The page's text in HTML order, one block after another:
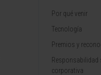
Por qué venir
Tecnología
Premios y
Responsabilidad
corporativa